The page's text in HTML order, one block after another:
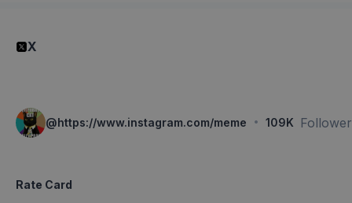
X
@ https://www.instagram.com/meme · 109K
Rate Card